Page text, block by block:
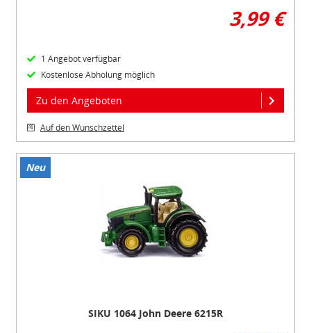
3,99 €
1 Angebot verfügbar
Kostenlose Abholung möglich
Zu den Angeboten
Auf den Wunschzettel
Neu
Item
SIKU 1064 John Deere 6215R